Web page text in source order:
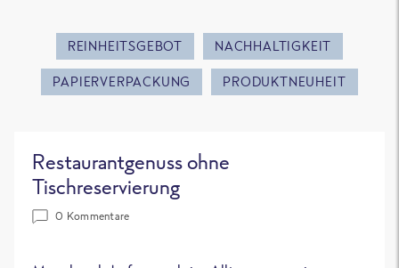
REINHEITSGEBOT NACHHALTIGKEIT
PAPIERVERPACKUNG PRODUKTNEUHEIT
Restaurantgenuss ohne
Tischreservierung
0 Kommentare